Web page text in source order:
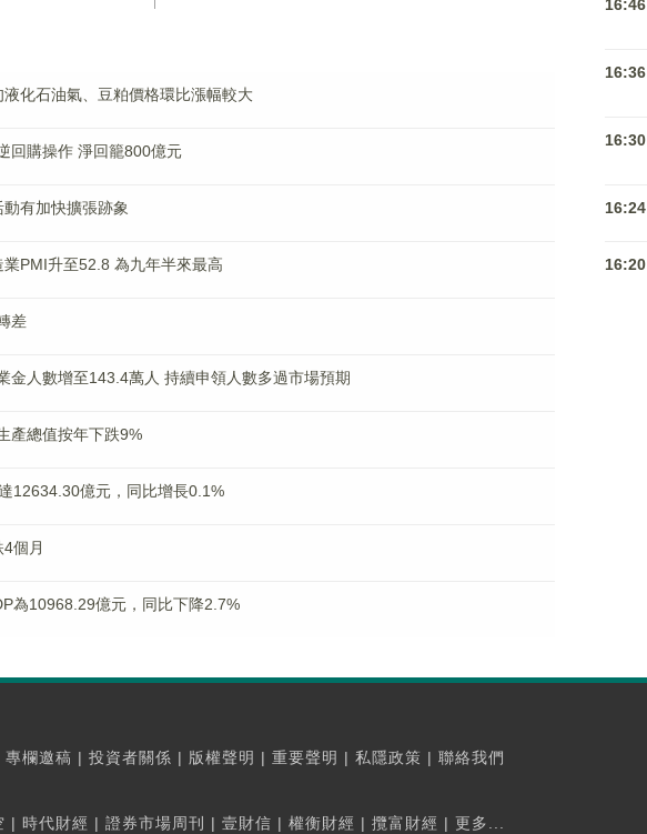
化石油氣、豆粕價格環比漲幅較大
回購操作 淨回籠800億元
有加快擴張跡象
PMI升至52.8 為九年半來最高
差
金人數增至143.4萬人 持續申領人數多過市場預期
產總值按年下跌9%
12634.30億元，同比增長0.1%
個月
為10968.29億元，同比下降2.7%
16:46
16:36
16:30
16:24
16:20
專欄邀稿 | 投資者關係 | 版權聲明 | 重要聲明 | 私隱政策 | 聯絡我們
| 時代財經 | 證券市場周刊 | 壹財信 | 權衡財經 | 攬富財經 | 更多...